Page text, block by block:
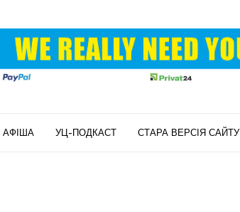
АФІША УЦ-ПОДКАСТ СТАРА ВЕРСІЯ САЙТУ